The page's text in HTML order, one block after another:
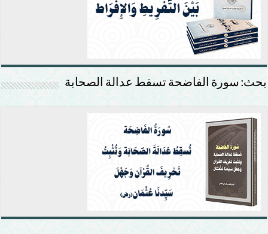
بحث: سورة الفاضحة تسقط عدالة الصحابة